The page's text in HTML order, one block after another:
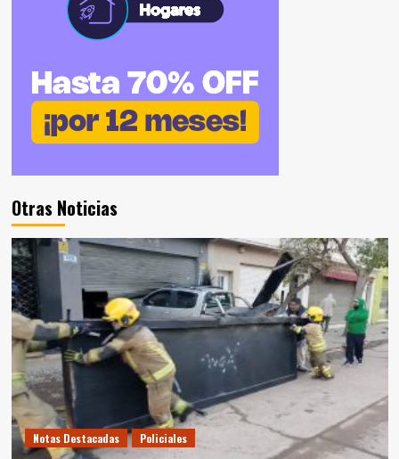
Otras Noticias
Notas Destacadas Policiales